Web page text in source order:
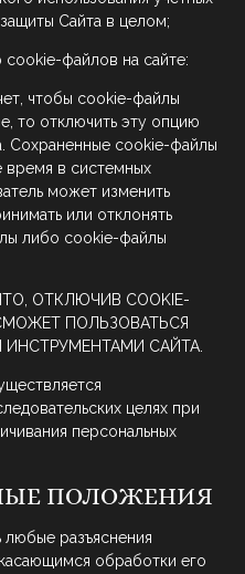
Сайта в целом;
cookie-файлов на сайте:
чтобы cookie-файлы
то отключить эту опцию
Сохраненные cookie-файлы
в системных
может изменить
или отклонять
либо cookie-файлы
ОТКЛЮЧИВ COOKIE-
ПОЛЬЗОВАТЬСЯ
САЙТА.
целях при
персональных
ПОЛОЖЕНИЯ
любые разъяснения
обработки его